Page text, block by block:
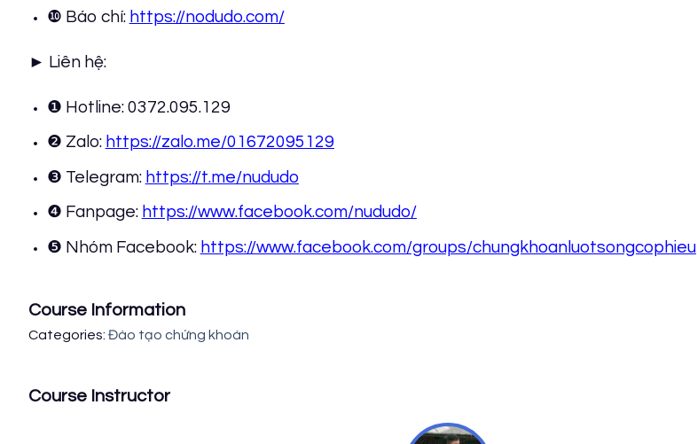
❿ Báo chí: https://nodudo.com/
► Liên hệ:
❶ Hotline: 0372.095.129
❷ Zalo: https://zalo.me/01672095129
❸ Telegram: https://t.me/nududo
❹ Fanpage: https://www.facebook.com/nududo/
❺ Nhóm Facebook: https://www.facebook.com/groups/chungkhoanluotsongcophieu
Course Information
Categories: Đào tạo chứng khoán
Course Instructor